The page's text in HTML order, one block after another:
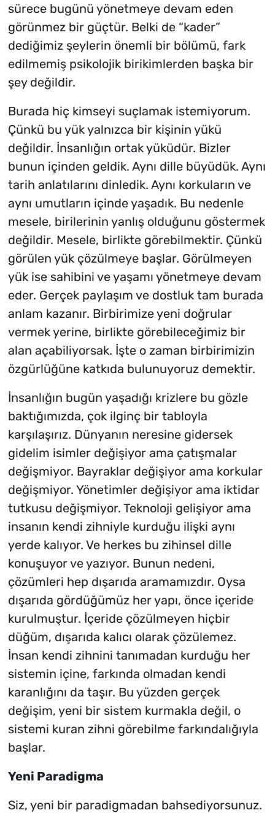
sürece bugünü yönetmeye devam eden
görünmez bir güçtür. Belki de “kader”
dediğimiz şeylerin önemli bir bölümü, fark
edilmemiş psikolojik birikimlerden başka bir
şey değildir.
Burada hiç kimseyi suçlamak istemiyorum.
Çünkü bu yük yalnızca bir kişinin yükü
değildir. İnsanlığın ortak yüküdür. Bizler
bunun içinden geldik. Aynı dille büyüdük. Aynı
tarih anlatılarını dinledik. Aynı korkuların ve
aynı umutların içinde yaşadık. Bu nedenle
mesele, birilerinin yanlış olduğunu göstermek
değildir. Mesele, birlikte görebilmektir. Çünkü
görülen yük çözülmeye başlar. Görülmeyen
yük ise sahibini ve yaşamı yönetmeye devam
eder. Gerçek paylaşım ve dostluk tam burada
anlam kazanır. Birbirimize yeni doğrular
vermek yerine, birlikte görebileceğimiz bir
alan açabiliyorsak. İşte o zaman birbirimizin
özgürlüğüne katkıda bulunuyoruz demektir.
İnsanlığın bugün yaşadığı krizlere bu gözle
baktığımızda, çok ilginç bir tabloyla
karşılaşırız. Dünyanın neresine gidersek
gidelim isimler değişiyor ama çatışmalar
değişmiyor. Bayraklar değişiyor ama korkular
değişmiyor. Yönetimler değişiyor ama iktidar
tutkusu değişmiyor. Teknoloji gelişiyor ama
insanın kendi zihniyle kurduğu ilişki aynı
yerde kalıyor. Ve herkes bu zihinsel dille
konuşuyor ve yazıyor. Bunun nedeni,
çözümleri hep dışarıda aramamızdır. Oysa
dışarıda gördüğümüz her yapı, önce içeride
kurulmuştur. İçeride çözülmeyen hiçbir
düğüm, dışarıda kalıcı olarak çözülemez.
İnsan kendi zihnini tanımadan kurduğu her
sistemin içine, farkında olmadan kendi
karanlığını da taşır. Bu yüzden gerçek
değişim, yeni bir sistem kurmakla değil, o
sistemi kuran zihni görebilme farkındalığıyla
başlar.
Yeni Paradigma
Siz, yeni bir paradigmadan bahsediyorsunuz.